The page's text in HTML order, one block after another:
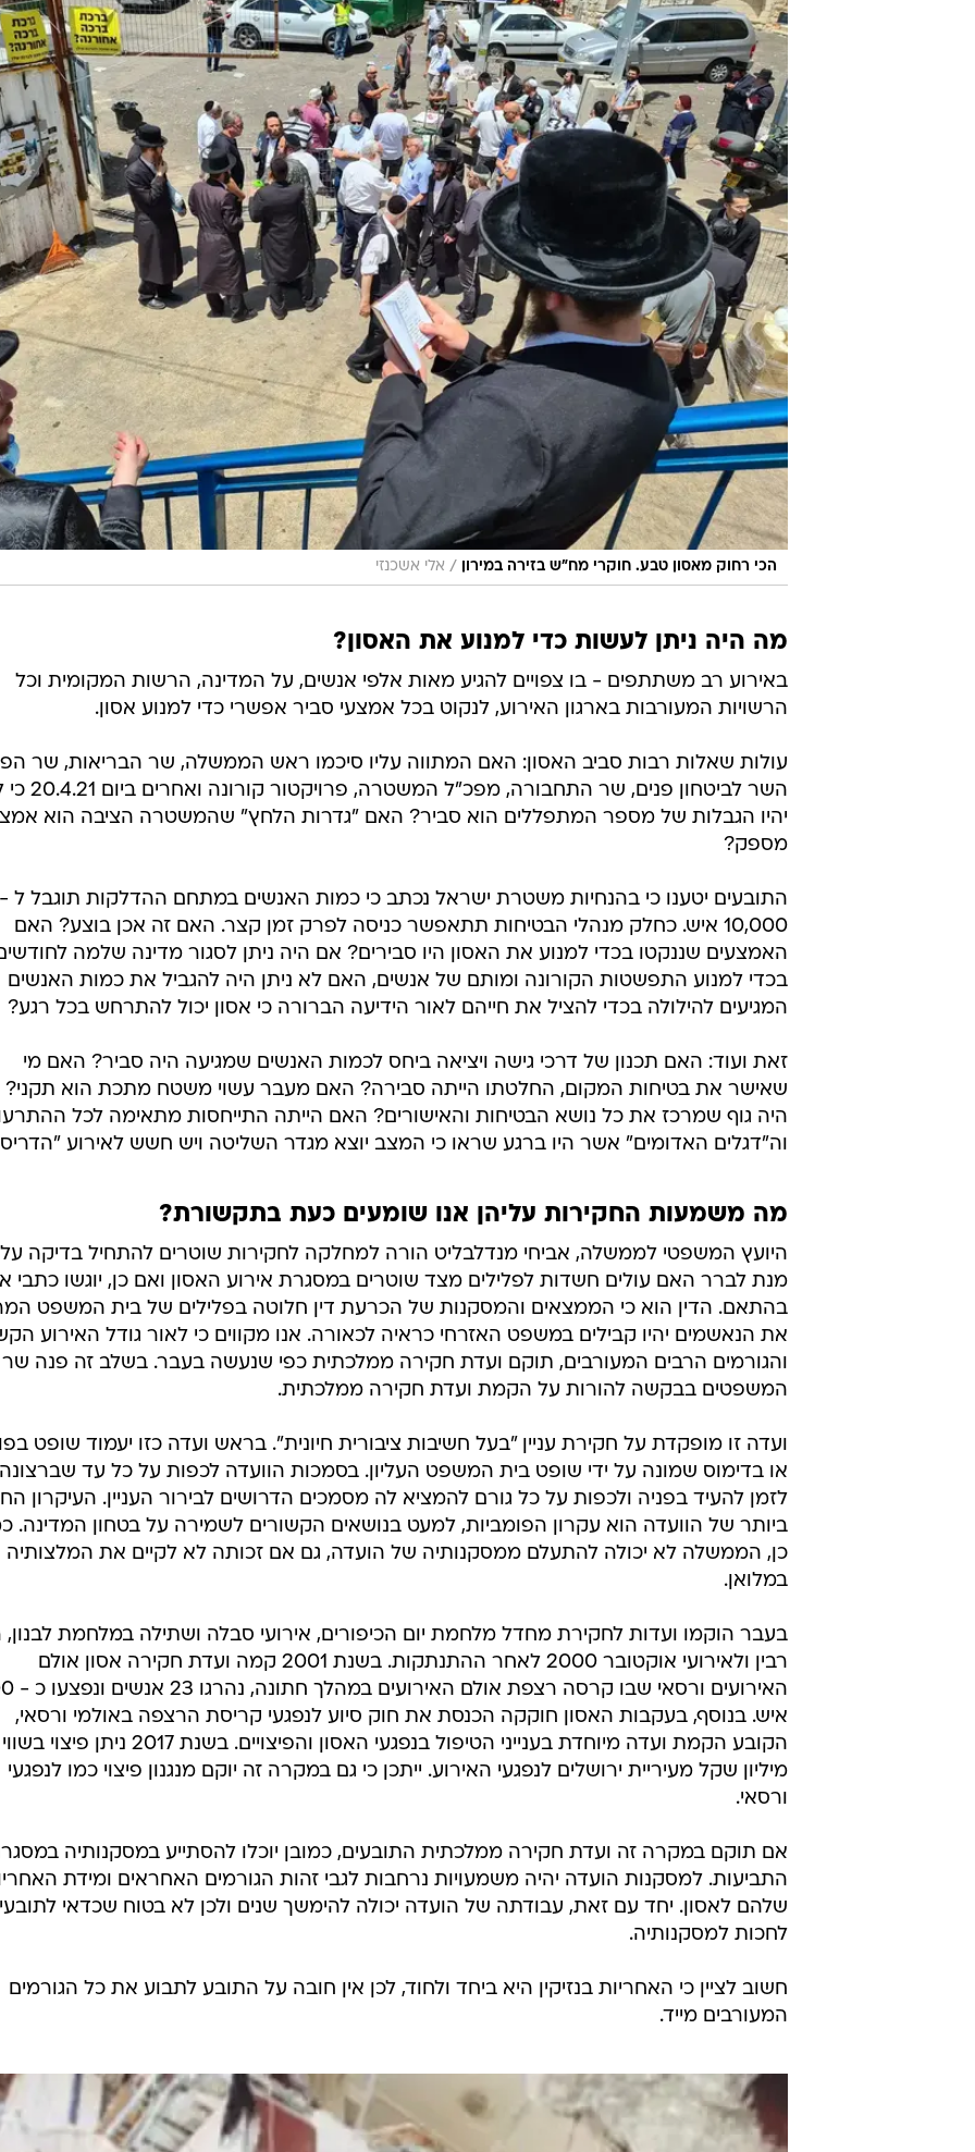
הכי רחוק מאסון טבע. חוקרי מח"ש בזירה במירון / אלי אשכנזי
מה היה ניתן לעשות כדי למנוע את האסון?
באירוע רב משתתפים - בו צפויים להגיע מאות אלפי אנשים, על המדינה, הרשות המקומית וכל
הרשויות המעורבות בארגון האירוע, לנקוט בכל אמצעי סביר אפשרי כדי למנוע אסון.
עולות שאלות רבות סביב האסון: האם המתווה עליו סיכמו ראש הממשלה, שר הבריאות, שר
השר לביטחון פנים, שר התחבורה, מפכ"ל
יהיו הגבלות של מספר המתפללים הוא סביר? האם "גדרות הלחץ" שהמשטרה הציבה הוא
מספק?
התובעים יטענו כי בהנחיות משטרת ישראל נכתב כי כמות האנשים במתחם ההדלקות תוגבל ל -
10,000 איש. כחלק מנהלי הבטיחות תתאפשר כניסה לפרק זמן קצר. האם זה אכן בוצע? האם
האמצעים שננקטו בכדי למנוע את האסון היו סבירים? אם היה ניתן לסגור מדינה שלמה
בכדי למנוע התפשטות הקורונה ומותם של אנשים, האם לא ניתן היה להגביל את כמות האנשים
המגיעים להילולה בכדי להציל את חייהם לאור הידיעה הברורה כי אסון יכול להתרחש בכל רגע?
זאת ועוד: האם תכנון של דרכי גישה ויציאה ביחס לכמות האנשים שמגיעה היה סביר? האם מי
שאישר את בטיחות המקום, החלטתו הייתה סבירה? האם מעבר עשוי משטח מתכת הוא
היה גוף שמרכז את כל נושא הבטיחות והאישורים? האם הייתה התייחסות מתאימה לכל
וה"דגלים האדומים" אשר היו ברגע שראו כי המצב יוצא מגדר השליטה ויש חשש לאירוע
מה משמעות החקירות עליהן אנו שומעים כעת בתקשורת?
היועץ המשפטי לממשלה, אביחי מנדלבליט הורה למחלקה לחקירות שוטרים להתחיל בדיקה על
מנת לברר האם עולים חשדות לפלילים מצד שוטרים במסגרת אירוע האסון ואם כן, יוגשו כתבי
בהתאם. הדין הוא כי הממצאים והמסקנות של הכרעת דין חלוטה בפלילים של בית המשפט
את הנאשמים יהיו קבילים במשפט האזרחי כראיה לכאורה. אנו מקווים כי לאור גודל האירוע
והגורמים הרבים המעורבים, תוקם ועדת חקירה ממלכתית כפי שנעשה בעבר. בשלב זה פנה שר
המשפטים בבקשה להורות על הקמת ועדת חקירה ממלכתית.
ועדה זו מופקדת על חקירת עניין "בעל חשיבות ציבורית חיונית". בראש ועדה כזו יעמוד שופט
או בדימוס שמונה על ידי שופט בית המשפט העליון. בסמכות הוועדה לכפות על כל עד שברצונה
לזמן להעיד בפניה ולכפות על כל גורם להמציא לה מסמכים הדרושים לבירור העניין. העיקרון
ביותר של הוועדה הוא עקרון הפומביות, למעט בנושאים הקשורים לשמירה על בטחון המדינה.
כן, הממשלה לא יכולה להתעלם ממסקנותיה של הועדה, גם אם זכותה לא לקיים את המלצותיה
במלואן.
בעבר הוקמו ועדות לחקירת מחדל מלחמת יום הכיפורים, אירועי סבלה ושתילה במלחמת
רבין ולאירועי אוקטובר 2000 לאחר ההתנתקות. בשנת 2001 קמה ועדת חקירה אסון אולם
האירועים ורסאי שבו קרסה
איש. בנוסף, בעקבות האסון חוקקה הכנסת את חוק סיוע לנפגעי קריסת הרצפה באולמי ורסאי,
מיליון שקל מעיריית ירושלים לנפגעי האירוע. ייתכן כי גם במקרה זה יוקם מנגנון פיצוי כמו לנפגעי
ורסאי.
אם תוקם במקרה זה ועדת חקירה ממלכתית התובעים, כמובן יוכלו להסתייע במסקנותיה
התביעות. למסקנות הועדה יהיה משמעויות נרחבות לגבי זהות הגורמים האחראים ומידת
שלהם לאסון. יחד עם זאת, עבודתה של הועדה יכולה להימשך שנים ולכן לא בטוח שכדאי
לחכות למסקנותיה.
חשוב לציין כי האחריות בנזיקין היא ביחד ולחוד, לכן אין חובה על התובע לתבוע את כל הגורמים
המעורבים מייד.